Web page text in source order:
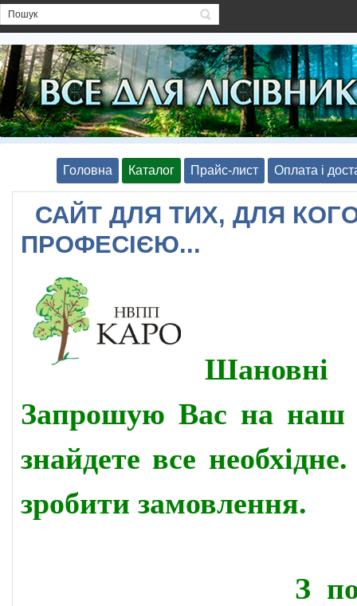
Головна Каталог Прайс-лист Оплата і
САЙТ ДЛЯ ТИХ, ДЛЯ
ПРОФЕСІЄЮ...
Запрошую Вас на наш
знайдете все
зробити замовлення.
З